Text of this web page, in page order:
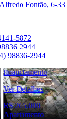
Alfredo Fontão, 6-
5872
2944
98836-2944
financiamento
Ver Detalhes
R$ 265.000
Apartamento